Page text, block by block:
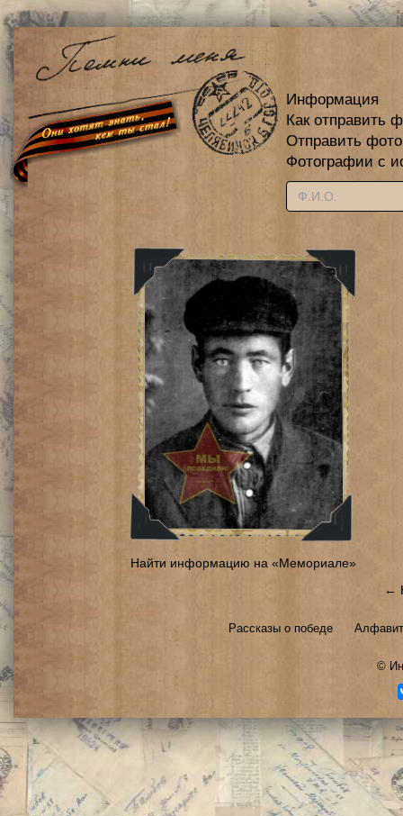
Информация
Как отправить
Отправить
Фотографии с
Найти информацию на «Мемориале»
←
Рассказы о победе
©